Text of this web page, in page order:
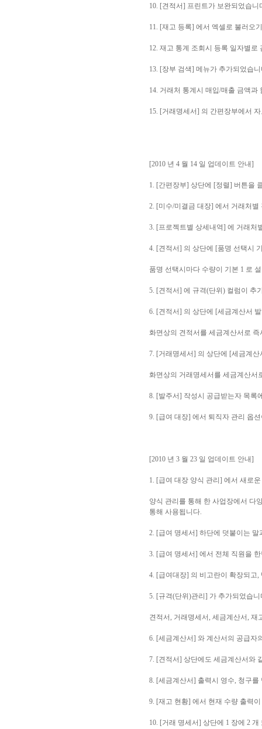
10. [견적서] 프린트가 보완되었습니
11. [재고 등록] 에서 엑셀로 불러오
12. 재고 통계 조회시 등록 일자별로
13. [장부 검색] 메뉴가 추가되었습니
14. 거래처 통계시 매입/매출 금액과
15. [거래명세서] 의 간편장부에서
[2010 년 4 월 14 일 업데이트 안내]
1. [간편장부] 상단에 [정렬] 버튼을
2. [미수/미결금 대장] 에서 거래처별
3. [프로젝트별 상세내역] 에 거래처
4. [견적서] 의 상단에 [품명 선택시
품명 선택시마다 수량이 기본 1 로
5. [견적서] 에 규격(단위) 컬럼이 추
6. [견적서] 의 상단에 [세금계산서
화면상의 견적서를 세금계산서로
7. [거래명세서] 의 상단에 [세금계
화면상의 거래명세서를 세금계산서
8. [발주서] 작성시 공급받는자 목록
9. [급여 대장] 에서 퇴직자 관리 옵
[2010 년 3 월 23 일 업데이트 안내]
1. [급여 대장 양식 관리] 에서 새로
양식 관리를 통해 한 사업장에서 다
통해 사용됩니다.
2. [급여 명세서] 하단에 덧붙이는
3. [급여 명세서] 에서 전체 직원을
4. [급여대장] 의 비고란이 확장되고
5. [규격(단위)관리] 가 추가되었습니
견적서, 거래명세서, 세금계산서,
6. [세금계산서] 와 계산서의 공급자
7. [견적서] 상단에도 세금계산서와
8. [세금계산서] 출력시 영수, 청구
9. [재고 현황] 에서 현재 수량 출력
10. [거래 명세서] 상단에 1 장에 2